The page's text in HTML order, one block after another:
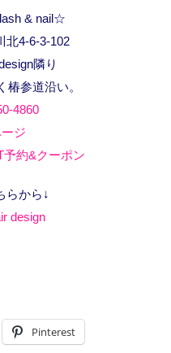
& nail☆
北4-6-3-102
隣り
椿参道沿い。
4860
ジ
約&クーポン
らから↓
design
Pinterest